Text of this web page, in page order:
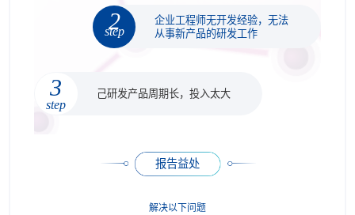
2
step
企业工程师无开发经验，无法
从事新产品的研发工作
3
step
己研发产品周期长，投入太大
报告益处
解决以下问题